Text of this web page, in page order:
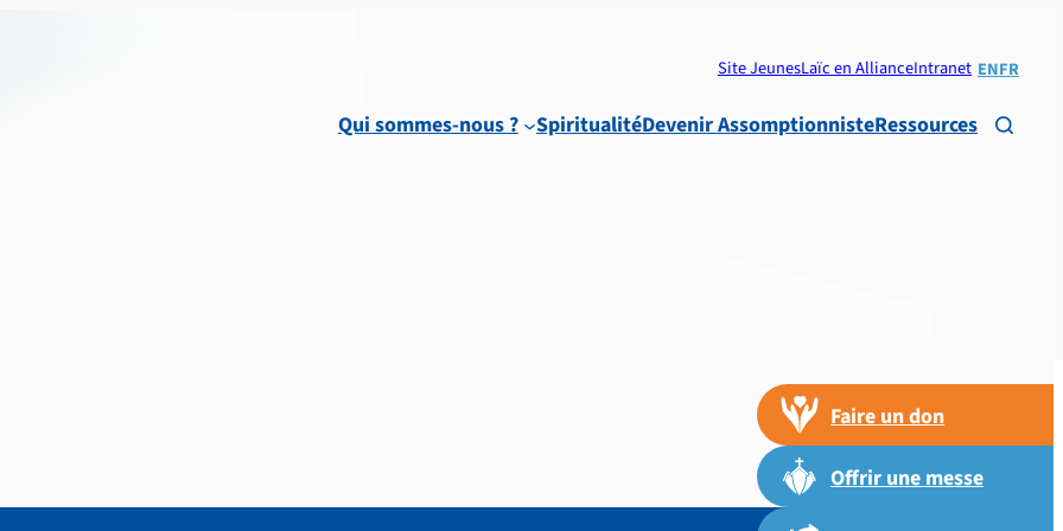
Site JeunesLaïc en AllianceIntranet ENFR
Qui sommes-nous ? SpiritualitéDevenir AssomptionnisteRessources 
Faire un don
Offrir une messe